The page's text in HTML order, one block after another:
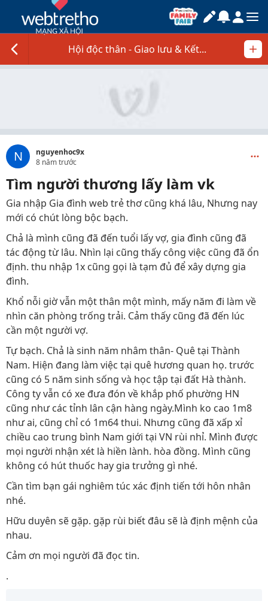
Hội độc thân - Giao lưu & Kết...
N
nguyenhoc9x
8 năm trước
Tìm người thương lấy làm vk
Gia nhập Gia đình web trẻ thơ cũng khá lâu, Nhưng nay
mới có chút lòng bộc bạch.
Chả là mình cũng đã đến tuổi lấy vợ, gia đình cũng đã
tác động từ lâu. Nhìn lại cũng thấy công việc cũng đã ổn
định. thu nhập 1x cũng gọi là tạm đủ để xây dựng gia
đình.
Khổ nỗi giờ vẫn một thân một mình, mấy năm đi làm về
nhìn căn phòng trống trải. Cảm thấy cũng đã đến lúc
cần một người vợ.
Tự bạch. Chả là sinh năm nhâm thân- Quê tại Thành
Nam. Hiện đang làm việc tại quê hương quan họ. trước
cũng có 5 năm sinh sống và học tập tại đất Hà thành.
Công ty vẫn có xe đưa đón về khắp phố phường HN
cũng như các tỉnh lân cận hàng ngày.Mình ko cao 1m8
như ai, cũng chỉ có 1m64 thui. Nhưng cũng đã xấp xỉ
chiều cao trung bình Nam giới tại VN rùi nhỉ. Mình được
mọi người nhận xét là hiền lành. hòa đồng. Mình cũng
không có hút thuốc hay gia trưởng gì nhé.
Cần tìm bạn gái nghiêm túc xác định tiến tới hôn nhân
nhé.
Hữu duyên sẽ gặp. gặp rùi biết đâu sẽ là định mệnh của
nhau.
Cảm ơn mọi người đã đọc tin.
.